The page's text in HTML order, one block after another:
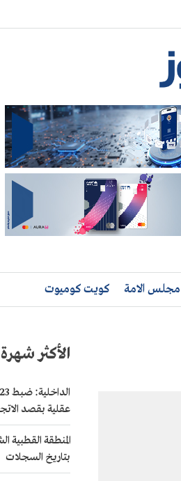
مجلس الامة كويت كوميوت
الأكثر شهرة
عقلية بقصد
المنطقة
بتاريخ السجلات